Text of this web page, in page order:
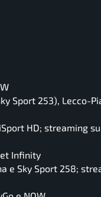
Sport 253), Lecco-
HD; streaming su
Infinity
e Sky Sport 258;